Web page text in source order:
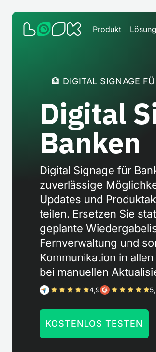
Produkt
🏦 DIGITAL SIGNAGE
Digital
Banken
Digital Signage für
zuverlässige
Updates und
teilen. Ersetzen Sie
geplante
Fernverwaltung und
Kommunikation in
bei manuellen
4,9
KOSTENLOS TESTEN